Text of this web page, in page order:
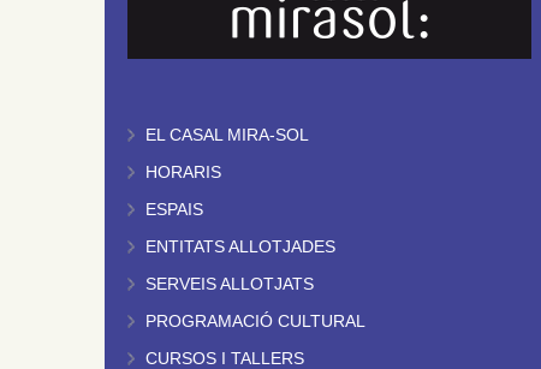
EL CASAL MIRA-SOL
HORARIS
ESPAIS
ENTITATS ALLOTJADES
SERVEIS ALLOTJATS
PROGRAMACIÓ CULTURAL
CURSOS I TALLERS